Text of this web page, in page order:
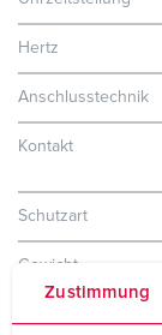
Zustimmung
Hertz
Anschlusstechnik
Kontakt
Schutzart
Gewicht